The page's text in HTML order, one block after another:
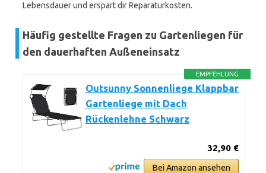
Lebensdauer und erspart dir Reparaturkosten.
Häufig gestellte Fragen zu Gartenliegen für
den dauerhaften Außeneinsatz
EMPFEHLUNG
Outsunny Sonnenliege Klappbar
Gartenliege mit Dach
Rückenlehne Schwarz
32,90 €
Bei Amazon ansehen